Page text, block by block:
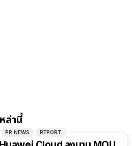
ล่านี้
PR NEWS REPORT